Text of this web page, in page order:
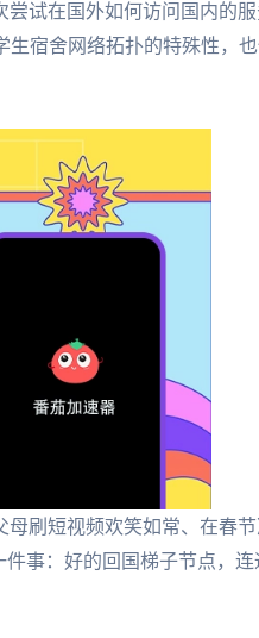
试在国外如何访问国内的
宿舍网络拓扑的特殊性，
刷短视频欢笑如常、在春
事：好的回国梯子节点，连